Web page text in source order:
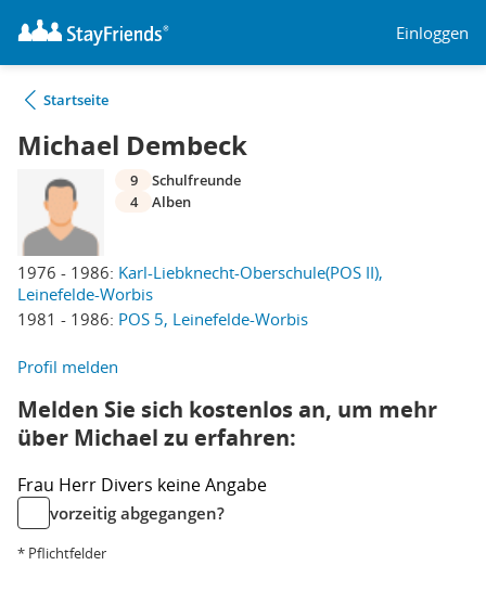
Einloggen
Startseite
Michael Dembeck
1976 - 1986: Karl-Liebknecht-Oberschule(POS II),
Leinefelde-Worbis
1981 - 1986: POS 5, Leinefelde-Worbis
9
Schulfreunde
4
Alben
Profil melden
Melden Sie sich kostenlos an, um mehr
über Michael zu erfahren:
Frau Herr Divers keine Angabe
vorzeitig abgegangen?
* Pflichtfelder